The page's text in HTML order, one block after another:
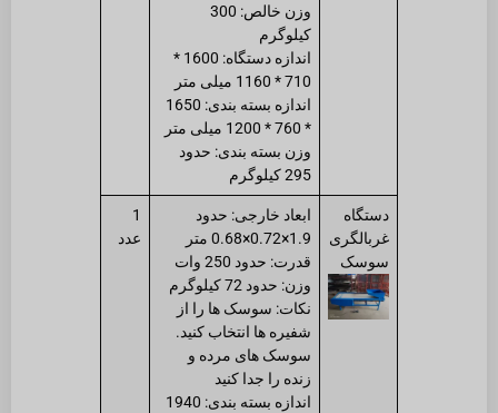
وزن خالص: 300
کیلوگرم
اندازه دستگاه: 1600 *
710 * 1160 میلی متر
اندازه بسته بندی: 1650
* 760 * 1200 میلی متر
وزن بسته بندی: حدود
295 کیلوگرم
دستگاه
غربالگری
سوسک
ابعاد خارجی: حدود
1.9×0.72×0.68 متر
قدرت: حدود 250 وات
وزن: حدود 72 کیلوگرم
نکات: سوسک ها را از
شفیره ها انتخاب کنید.
سوسک های مرده و
زنده را جدا کنید
اندازه بسته بندی: 1940
1
عدد